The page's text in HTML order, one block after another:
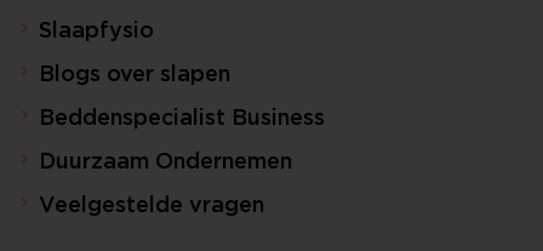
Slaapfysio
Blogs over slapen
Beddenspecialist Business
Duurzaam Ondernemen
Veelgestelde vragen